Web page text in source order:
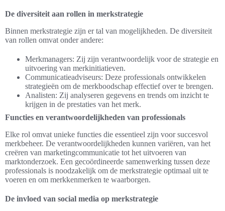
De diversiteit aan rollen in merkstrategie
Binnen merkstrategie zijn er tal van mogelijkheden. De diversiteit
van rollen omvat onder andere:
Merkmanagers: Zij zijn verantwoordelijk voor de strategie en
uitvoering van merkinitiatieven.
Communicatieadviseurs: Deze professionals ontwikkelen
strategieën om de merkboodschap effectief over te brengen.
Analisten: Zij analyseren gegevens en trends om inzicht te
krijgen in de prestaties van het merk.
Functies en verantwoordelijkheden van professionals
Elke rol omvat unieke functies die essentieel zijn voor succesvol
merkbeheer. De verantwoordelijkheden kunnen variëren, van het
creëren van marketingcommunicatie tot het uitvoeren van
marktonderzoek. Een gecoördineerde samenwerking tussen deze
professionals is noodzakelijk om de merkstrategie optimaal uit te
voeren en om merkkenmerken te waarborgen.
De invloed van social media op merkstrategie